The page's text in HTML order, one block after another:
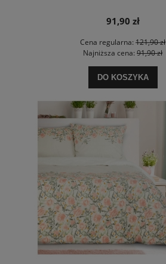
91,90 zł
Cena regularna: 121,90 zł
Najniższa cena: 91,90 zł
DO KOSZYKA